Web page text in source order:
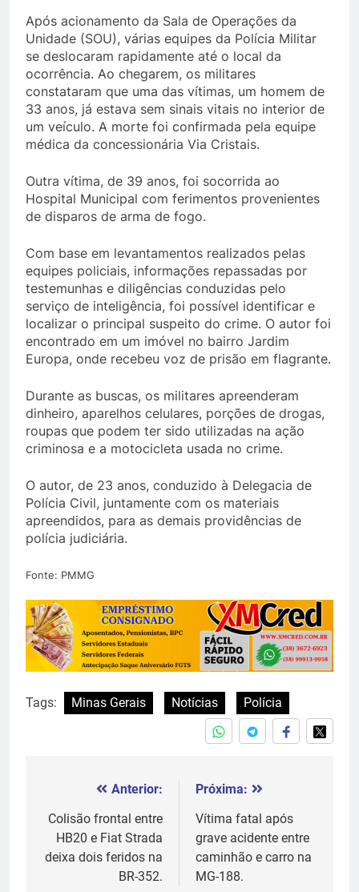
Após acionamento da Sala de Operações da
Unidade (SOU), várias equipes da Polícia Militar
se deslocaram rapidamente até o local da
ocorrência. Ao chegarem, os militares
constataram que uma das vítimas, um homem de
33 anos, já estava sem sinais vitais no interior de
um veículo. A morte foi confirmada pela equipe
médica da concessionária Via Cristais.
Outra vítima, de 39 anos, foi socorrida ao
Hospital Municipal com ferimentos provenientes
de disparos de arma de fogo.
Com base em levantamentos realizados pelas
equipes policiais, informações repassadas por
testemunhas e diligências conduzidas pelo
serviço de inteligência, foi possível identificar e
localizar o principal suspeito do crime. O autor foi
encontrado em um imóvel no bairro Jardim
Europa, onde recebeu voz de prisão em flagrante.
Durante as buscas, os militares apreenderam
dinheiro, aparelhos celulares, porções de drogas,
roupas que podem ter sido utilizadas na ação
criminosa e a motocicleta usada no crime.
O autor, de 23 anos, conduzido à Delegacia de
Polícia Civil, juntamente com os materiais
apreendidos, para as demais providências de
polícia judiciária.
Fonte: PMMG
Tags: Minas Gerais Notícias Polícia
Navegação
de
Post
Anterior:
Colisão frontal entre
HB20 e Fiat Strada
deixa dois feridos na
BR-352.
Próxima:
Vítima fatal após
grave acidente entre
caminhão e carro na
MG-188.